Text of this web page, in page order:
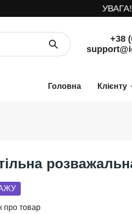
УВАГА!
+38
Клієнту